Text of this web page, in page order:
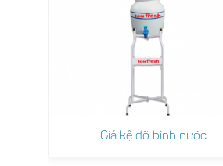
Giá kệ đỡ bình nước